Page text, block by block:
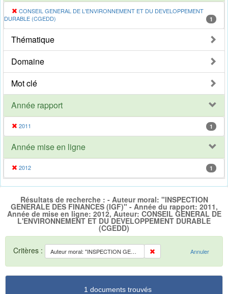
CONSEIL GENERAL DE L'ENVIRONNEMENT ET DU DEVELOPPEMENT
DURABLE (CGEDD)
1
Thématique
Domaine
Mot clé
Année rapport
2011 1
Année mise en ligne
2012 1
Résultats de recherche : - Auteur moral: "INSPECTION
GENERALE DES FINANCES (IGF)" - Année du rapport: 2011,
Année de mise en ligne: 2012, Auteur: CONSEIL GENERAL DE
L'ENVIRONNEMENT ET DU DEVELOPPEMENT DURABLE
(CGEDD)
Critères : Auteur moral: "INSPECTION GENERALE DES FINANCES (IGF)" Annuler
1 documents trouvés